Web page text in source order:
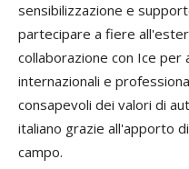
sensibilizzazione e
partecipare a fiere
collaborazione con Ice
internazionali e
consapevoli dei valori di
italiano grazie all'apporto
campo.